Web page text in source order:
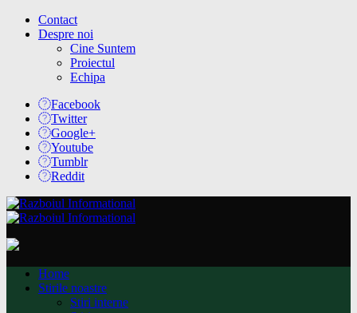
Contact
Despre noi
Cine Suntem
Proiectul
Echipa
Facebook
Twitter
Google+
Youtube
Tumblr
Reddit
Home
Stirile noastre
Stiri interne